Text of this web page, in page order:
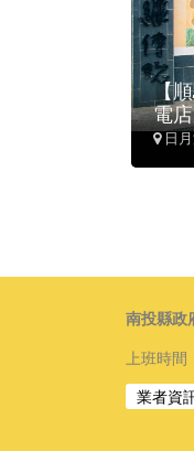
【
電
日
南投縣政
上班時間
業者資